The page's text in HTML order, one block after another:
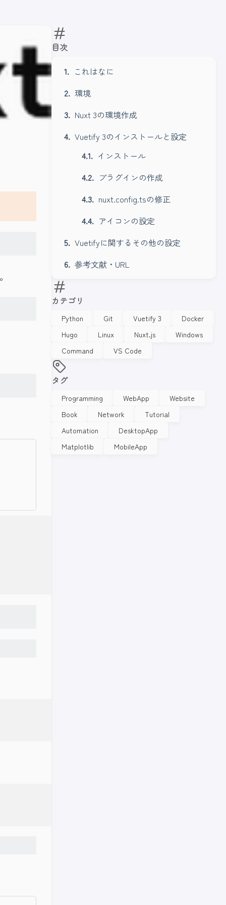
目次
これはなに
環境
Nuxt 3の環境作成
Vuetify 3のインストールと設定
インストール
プラグインの作成
nuxt.config.tsの修正
アイコンの設定
Vuetifyに関するその他の設定
参考文献・URL
カテゴリ
Python Git Vuetify 3
Docker
Hugo
Linux Nuxt.js
Windows
Command
VS Code
タグ
Programming WebApp
Website
Book
Network
Tutorial
Automation
DesktopApp
Matplotlib
MobileApp